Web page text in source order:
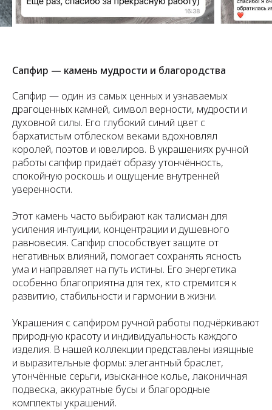
Сапфир — камень мудрости и благородства
Сапфир — один из самых ценных и узнаваемых
драгоценных камней, символ верности, мудрости и
духовной силы. Его глубокий синий цвет с
бархатистым отблеском веками вдохновлял
королей, поэтов и ювелиров. В украшениях ручной
работы сапфир придаёт образу утончённость,
спокойную роскошь и ощущение внутренней
уверенности.
Этот камень часто выбирают как талисман для
усиления интуиции, концентрации и душевного
равновесия. Сапфир способствует защите от
негативных влияний, помогает сохранять ясность
ума и направляет на путь истины. Его энергетика
особенно благоприятна для тех, кто стремится к
развитию, стабильности и гармонии в жизни.
Украшения с сапфиром ручной работы подчёркивают
природную красоту и индивидуальность каждого
изделия. В нашей коллекции представлены изящные
и выразительные формы: элегантный браслет,
утончённые серьги, изысканное колье, лаконичная
подвеска, аккуратные бусы и благородные
комплекты украшений.